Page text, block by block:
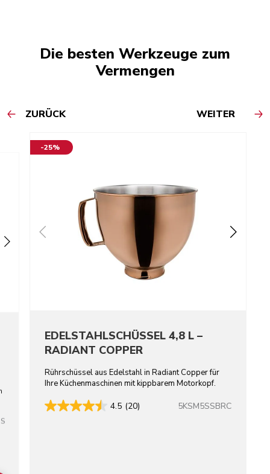
Die besten Werkzeuge zum
Vermengen
ZURÜCK WEITER
-25%
EDELSTAHLSCHÜSSEL 4,8 L –
RADIANT COPPER
Rührschüssel aus Edelstahl in Radiant Copper für
Ihre Küchenmaschinen mit kippbarem Motorkopf.
4.5 (20) 5KSM5SSBRC